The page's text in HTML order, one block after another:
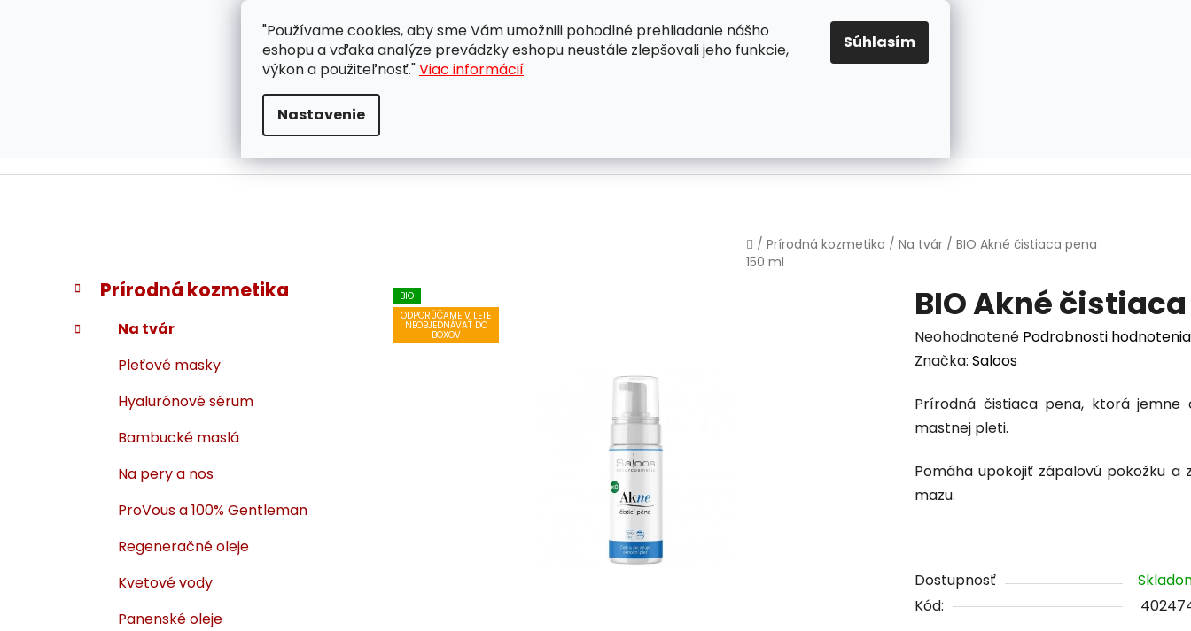
"Používame cookies, aby sme Vám umožnili pohodlné prehliadanie nášho
eshopu a vďaka analýze prevádzky eshopu neustále zlepšovali jeho funkcie,
výkon a použiteľnosť."Viac informácií
Nastavenie
Súhlasím
ZÁKAZNÍCKA PODPORA OBCHODNÉ PODMIENKY OCHRANA OSOBNÝCH ÚDAJOV PRAVIDLÁ PRE COOKIES
EUR
Domov
/ Prírodná kozmetika / Na tvár / BIO Akné čistiaca pena
150 ml
B
č
Preskočiť
kategórie
K
a
t
e
Prírodná kozmetika
Na tvár
Pleťové masky
Hyalurónové sérum
Bambucké maslá
Na pery a nos
ProVous a 100% Gentleman
Regeneračné oleje
Kvetové vody
Panenské oleje
BIO Akné
Priemerné
hodnotenie
je
0,0
5
hviezdičiek.
Neohodnotené Podrobnosti hodnotenia
Značka: Saloos
Prírodná čistiaca pena, ktorá jemne
mastnej pleti.
Pomáha upokojiť zápalovú pokožku
mazu.
Dostupnosť
Kód:
BIO
ODPORÚČAME V LETE
NEOBJEDNÁVAŤ DO
BOXOV